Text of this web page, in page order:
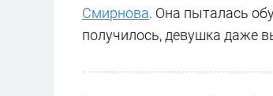
Смирнова. Она пыталась
получилось, девушка даже